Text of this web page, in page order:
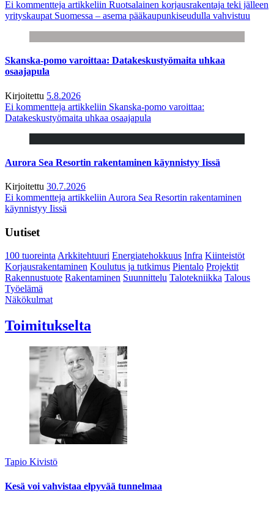
Ei kommentteja artikkeliin Ruotsalainen korjausrakentaja teki jälleen
yrityskaupat Suomessa – asema pääkaupunkiseudulla vahvistuu
Skanska-pomo varoittaa: Datakeskustyömaita uhkaa
osaajapula
Kirjoitettu 5.8.2026
Ei kommentteja artikkeliin Skanska-pomo varoittaa:
Datakeskustyömaita uhkaa osaajapula
Aurora Sea Resortin rakentaminen käynnistyy Iissä
Kirjoitettu 30.7.2026
Ei kommentteja artikkeliin Aurora Sea Resortin rakentaminen
käynnistyy Iissä
Uutiset
100 tuoreintaArkkitehtuuri Energiatehokkuus Infra Kiinteistöt
Korjausrakentaminen Koulutus ja tutkimus Pientalo Projektit
Rakennustuote Rakentaminen Suunnittelu Talotekniikka Talous
Työelämä
Näkökulmat
Toimitukselta
Tapio Kivistö
Kesä voi vahvistaa elpyvää tunnelmaa